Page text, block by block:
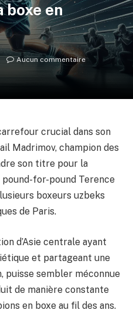
boxe en
Aucun commentaire
crucial dans son
Madrimov, champion des
son titre pour la
for-pound Terence
boxeurs uzbeks
de Paris.
d’Asie centrale ayant
et partageant une
puisse sembler méconnue
de manière constante
en boxe au fil des ans.